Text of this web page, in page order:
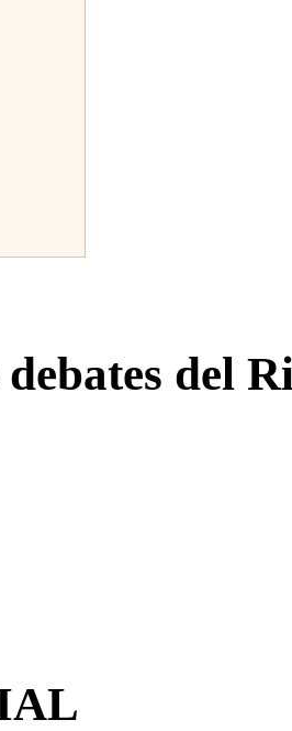
debates del